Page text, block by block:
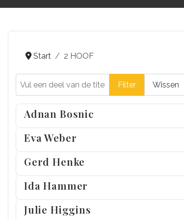
Start 2 HOOF
Filter Wissen
Adnan Bosnic
Eva Weber
Gerd Henke
Ida Hammer
Julie Higgins